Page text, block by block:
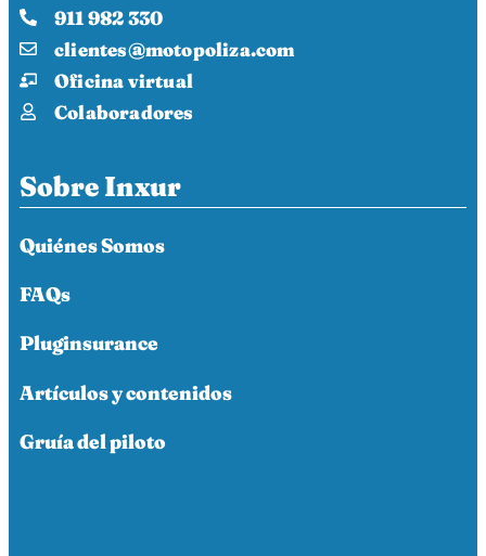
911 982 330
clientes@motopoliza.com
Oficina virtual
Colaboradores
Sobre Inxur
Quiénes Somos
FAQs
Pluginsurance
Artículos y contenidos
Gruía del piloto